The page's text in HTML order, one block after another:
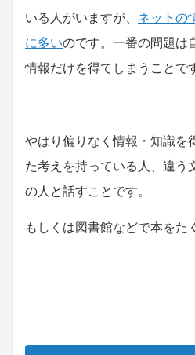
いる人がいますが、 ネットの
に多いのです。一番の問題は
情報だけを得てしまうことで
やはり偏りなく情報・知識を
た考えを持っている人、違う
の人と話すことです。
もしくは図書館などで本をた